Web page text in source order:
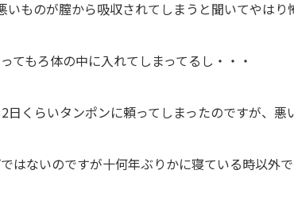
いものが膣から吸収されてしまうと聞いてやはり
てもろ体の中に入れてしまってるし・・・
2日くらいタンポンに頼ってしまったのですが、悪
はないのですが十何年ぶりかに寝ている時以外